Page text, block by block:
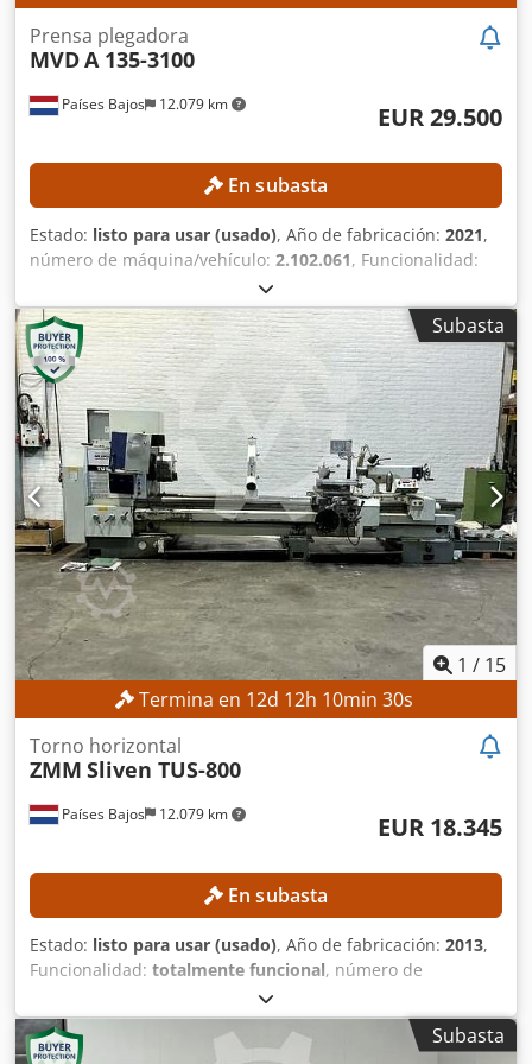
Países Bajos 12.079 km
Prensa plegadora
MVDA 135-3100
EUR 29.500
En subasta
Estado: listo para usar (usado), Año de fabricación: 2021,
número de máquina/vehículo: 2.102.061, Funcionalidad:
, fuerza de prensado:
210 mm, profundidad de garganta:410 mm, modelo de
controlador:Cybelec CybTouch 8W, anchura de trabajo:
3.100 mm
, DETALLES TÉCNICOS Fuerza de presión: 135 t
Anchura de trabajo máx.: 3100 mm Distancia entre
columnas: 2500 mm Salida: 410 mm Profundidad del tope
trasero: 750 mm Recorrido máx.: 210 mm Número de ejes:
4 (Y1, Y2, X, R) DETALLES DE LA MÁQUINA Control: Cybelec
CybTouch 8W Potencia: 11 kW Tipo de portautensilios:
Estilo europeo Crjdpfxozrmu Ne Aftef Portamatrices:
Estándar Dimensiones y peso Dimensiones (largo x ancho x
alto): 3720 × 2300 × 2750 mm Peso para el transporte: 7700
kg Paquetes para el transporte: 1 EQUIPAMIENTO
Herramientas Marcado CE Documentación
Subasta
1 / 15
Termina en 12d 12h 10min 28s
Países Bajos 12.079 km
Torno horizontal
ZMM Sliven TUS-800
EUR 18.345
En subasta
Estado: listo para usar (usado), Año de fabricación: 2013,
Funcionalidad: totalmente funcional, número de
, diámetro de giro sobre carro
transversal:490 mm, diámetro de giro sobre corredera de
cama:890 mm , altura pico: 445 mm
, velocidad del cabezal
Subasta